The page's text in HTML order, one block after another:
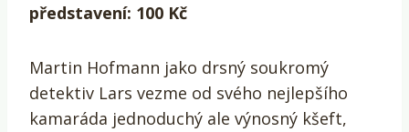
představení: 100 Kč
Martin Hofmann jako drsný soukromý
detektiv Lars vezme od svého nejlepšího
kamaráda jednoduchý ale výnosný kšeft,